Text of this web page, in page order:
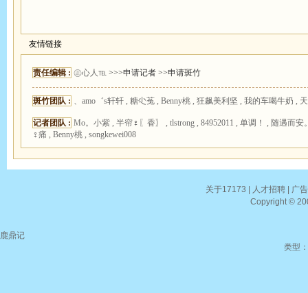
友情链接
责任编辑 : ㊣心人℡ >>>申请记者 >>申请斑竹
斑竹团队 : 、amo゛s轩轩 , 糖尐菟 , Benny桃 , 狂飙美利坚 , 我的车喝牛奶 ,
记者团队 : Mo。小紫 , 半帘♀〖香〗 , tlstrong , 84952011 , 单调！ , 随遇而安
♀痛 , Benny桃 , songkewei008
关于17173 人才招聘
广
Copyright ©
鹿鼎记
类型